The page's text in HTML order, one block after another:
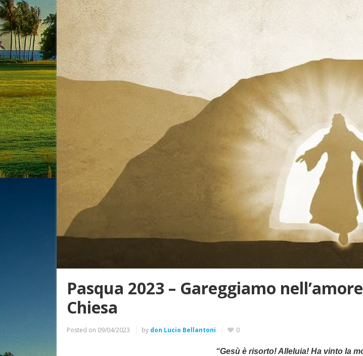
Pasqua 2023 – Gareggiamo
Chiesa
Posted on 09/04/2023 by don Lucio Bellantoni 0
“Gesù è risorto! Alleluia! Ha vinto la